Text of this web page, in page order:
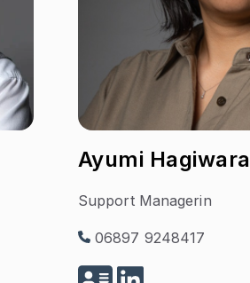
Ayumi Hagiwara
Support Managerin
06897 9248417